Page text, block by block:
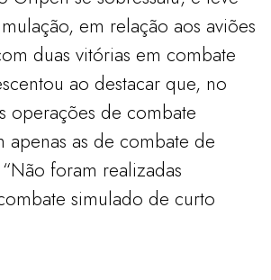
em relação aos aviões
duas vitórias em combate
ao destacar que, no
operações de combate
apenas as de combate de
foram realizadas
simulado de curto